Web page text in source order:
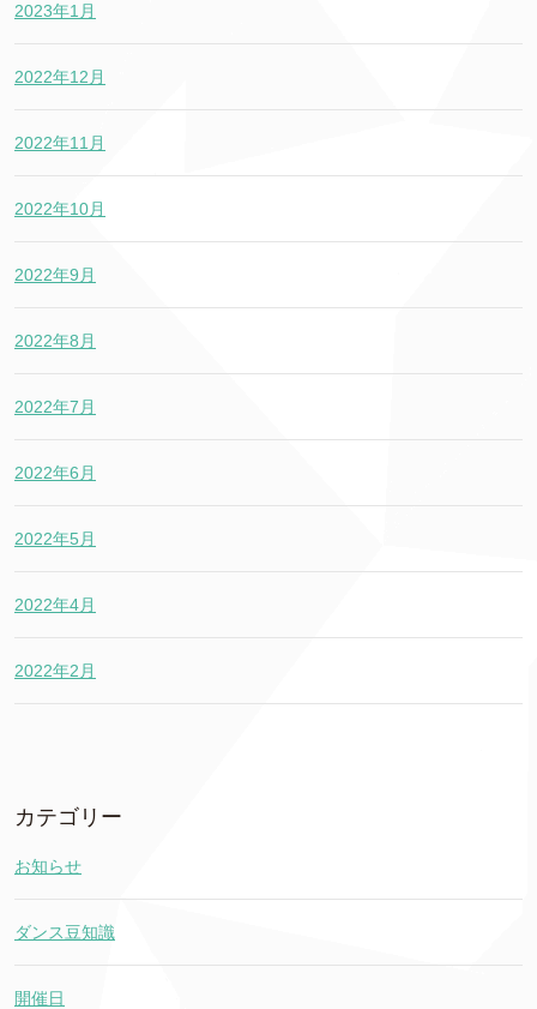
2023年1月
2022年12月
2022年11月
2022年10月
2022年9月
2022年8月
2022年7月
2022年6月
2022年5月
2022年4月
2022年2月
カテゴリー
お知らせ
ダンス豆知識
開催日